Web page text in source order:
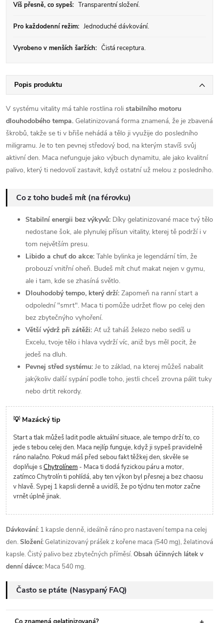
Víš přesně, co sypeš: Transparentní složení.
Pro každodenní režim: Jednoduché dávkování.
Vyrobeno v menších šaržích: Čistá receptura.
Popis produktu
V systému vitality má tahle rostlina roli stabilního motoru
dlouhodobého tempa. Gelatinizovaná forma znamená, že je zbavená
škrobů, takže se ti v břiše nehádá a tělo ji využije do posledního
miligramu. Je to ten pevnej středový bod, na kterým stavíš svůj
aktivní den. Maca nefunguje jako výbuch dynamitu, ale jako kvalitní
palivo, který ti nedovolí zastavit, když ostatní už melou z posledního.
Co z toho budeš mít (na férovku)
Stabilní energii bez výkyvů: Díky gelatinizované mace tvý tělo
nedostane šok, ale plynulej přísun vitality, kterej tě podrží i v
tom největším presu.
Libido a chuť do akce: Tahle bylinka je legendární tím, že
probouzí vnitřní oheň. Budeš mít chuť makat nejen v gymu,
ale i tam, kde se zhasíná světlo.
Dlouhodobý tempo, který drží: Zapomeň na ranní start a
odpolední "smrt". Maca ti pomůže udržet flow po celej den
bez zbytečnýho vyhoření.
Větší výdrž při zátěži: Ať už taháš železo nebo sedíš u
Excelu, tvoje tělo i hlava vydrží víc, aniž bys měl pocit, že
jedeš na dluh.
Pevnej střed systému: Je to základ, na kterej můžeš nabalit
jakýkoliv další sypání podle toho, jestli chceš zrovna pálit tuky
nebo drtit rekordy.
💡 Mazácký tip
Start a tlak můžeš ladit podle aktuální situace, ale tempo drží to, co
jede s tebou celej den. Maca nejlíp funguje, když ji sypeš pravidelně
ráno nalačno. Pokud máš před sebou fakt těžkej den, skvěle se
doplňuje sChytrolínem - Maca ti dodá fyzickou páru a motor,
zatímco Chytrolín ti pohlídá, aby ten výkon byl přesnej a bez chaosu
v hlavě. Sypej 1 kapsli denně a uvidíš, že po týdnu ten motor začne
vrnět úplně jinak.
Dávkování: 1 kapsle denně, ideálně ráno pro nastavení tempa na celej
den.Složení: Gelatinizovaný prášek z kořene maca (540 mg), želatinová
kapsle. Čistý palivo bez zbytečných příměsí.Obsah účinných látek v
denní dávce: Maca 540 mg.
Často se ptáte (Nasypaný FAQ)